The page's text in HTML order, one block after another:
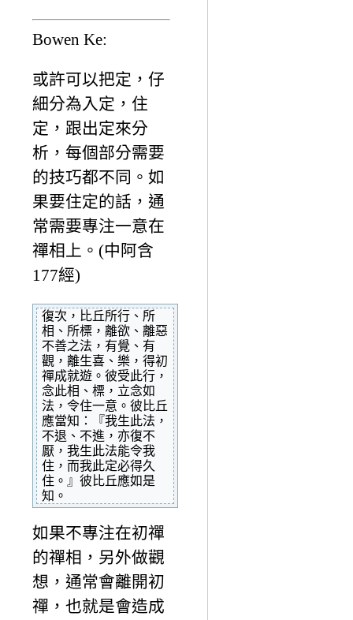
Bowen Ke:
或許可以把定，仔
細分為入定，住
定，跟出定來分
析，每個部分需要
的技巧都不同。如
果要住定的話，通
常需要專注一意在
禪相上。(中阿含
177經)
復次，比丘所行、所
相、所標，離欲、離惡
不善之法，有覺、有
觀，離生喜、樂，得初
禪成就遊。彼受此行，
念此相、標，立念如
法，令住一意。彼比丘
應當知：『我生此法，
不退、不進，亦復不
厭，我生此法能令我
住，而我此定必得久
住。』彼比丘應如是
知。
如果不專注在初禪
的禪相，另外做觀
想，通常會離開初
禪，也就是會造成